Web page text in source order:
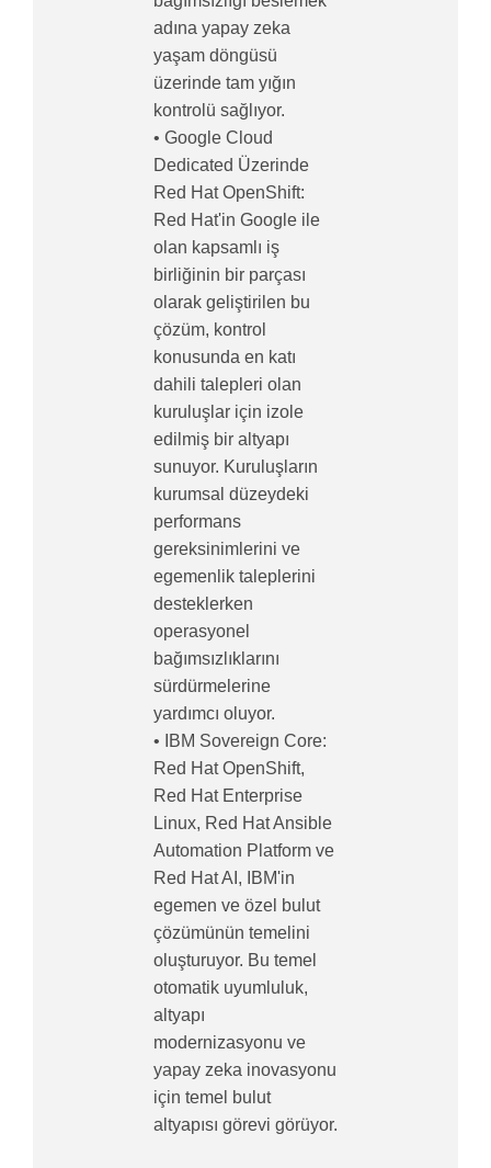
adına yapay zeka
yaşam döngüsü
üzerinde tam yığın
kontrolü sağlıyor.
• Google Cloud
Dedicated Üzerinde
Red Hat OpenShift:
Red Hat'in Google ile
olan kapsamlı iş
birliğinin bir parçası
olarak geliştirilen bu
çözüm, kontrol
konusunda en katı
dahili talepleri olan
kuruluşlar için izole
edilmiş bir altyapı
sunuyor. Kuruluşların
kurumsal düzeydeki
performans
gereksinimlerini ve
egemenlik taleplerini
desteklerken
operasyonel
bağımsızlıklarını
sürdürmelerine
yardımcı oluyor.
• IBM Sovereign Core:
Red Hat OpenShift,
Red Hat Enterprise
Linux, Red Hat Ansible
Automation Platform ve
Red Hat AI, IBM'in
egemen ve özel bulut
çözümünün temelini
oluşturuyor. Bu temel
otomatik uyumluluk,
altyapı
modernizasyonu ve
yapay zeka inovasyonu
için temel bulut
altyapısı görevi görüyor.